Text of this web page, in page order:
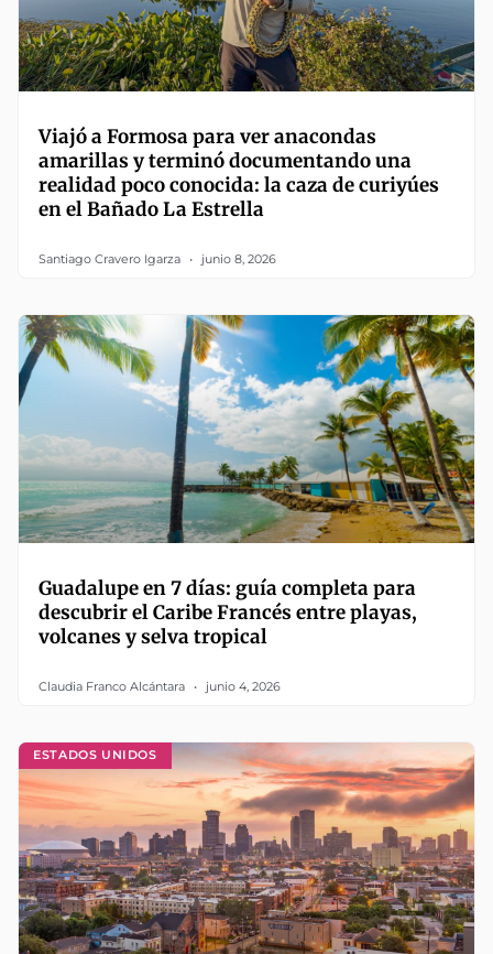
Viajó a Formosa para ver anacondas
amarillas y terminó documentando una
realidad poco conocida: la caza de curiyúes
en el Bañado La Estrella
Santiago Cravero Igarza junio 8, 2026
Guadalupe en 7 días: guía completa para
descubrir el Caribe Francés entre playas,
volcanes y selva tropical
Claudia Franco Alcántara junio 4, 2026
ESTADOS UNIDOS